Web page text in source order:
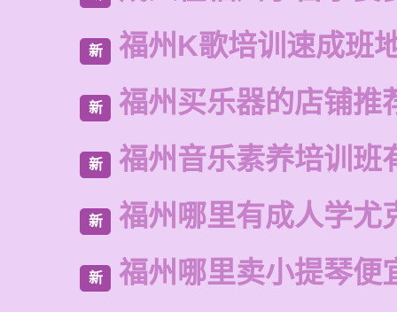
新 福州K歌培训速成班
新 福州买乐器的店铺推
新 福州音乐素养培训班
新 福州哪里有成人学尤
新 福州哪里卖小提琴便